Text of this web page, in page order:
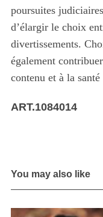
poursuites
d’élargir le choix
divertissements.
également
contenu et à la
ART.1084014
You may also like